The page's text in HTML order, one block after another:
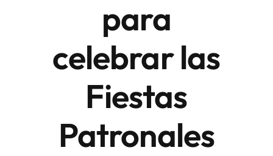
para
celebrar las
Fiestas
Patronales